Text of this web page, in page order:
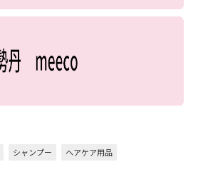
シャンプー ヘアケア用品